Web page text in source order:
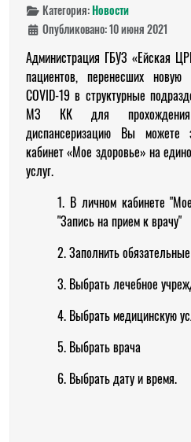
Категория:Новости
Опубликовано: 10 июня 2021
Администрация ГБУЗ «Ейская
пациентов, перенесших новую
COVID-19 в структурные
МЗ КК для прохождения
диспансеризацию Вы можете
кабинет «Мое здоровье» на
услуг.
1. В личном кабинете
"Запись на прием к врачу"
2. Заполнить
3. Выбрать лечебное
4. Выбрать медицинскую
5. Выбрать врача
6. Выбрать дату и время.